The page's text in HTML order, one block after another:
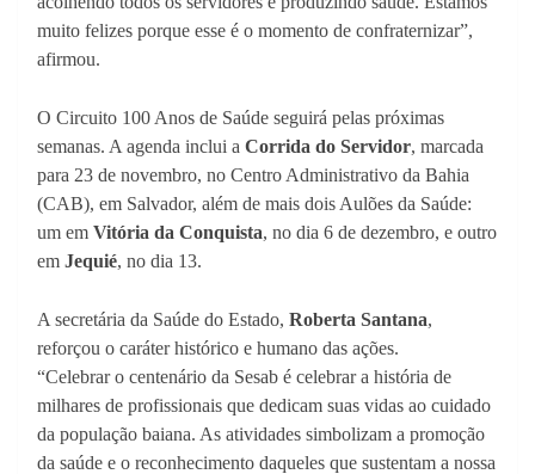
muito felizes porque esse é o momento de confraternizar”,
afirmou.
O Circuito 100 Anos de Saúde seguirá pelas próximas
semanas. A agenda inclui a Corrida do Servidor, marcada
para 23 de novembro, no Centro Administrativo da Bahia
(CAB), em Salvador, além de mais dois Aulões da Saúde:
um em Vitória da Conquista, no dia 6 de dezembro, e outro
em Jequié, no dia 13.
A secretária da Saúde do Estado, Roberta Santana,
reforçou o caráter histórico e humano das ações.
“Celebrar o centenário da Sesab é celebrar a história de
milhares de profissionais que dedicam suas vidas ao cuidado
da população baiana. As atividades simbolizam a promoção
da saúde e o reconhecimento daqueles que sustentam a nossa